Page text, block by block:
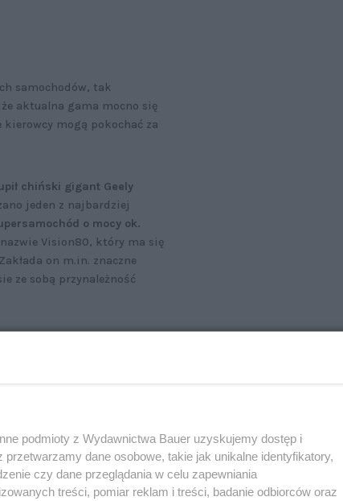
samochodów, tak
aktualna gama mocno się
kierowcy mogą pokochać za
chiński gigant Geely
jeden z najbardziej
o mocy ok.
Vision80, który ma się
on m.in. znaczne
ze sobą przynależność
Lotus żegna się
(Evija jeszcze nie weszła
Eviji widać trzy zakryte auta,
całkiem nowej serii aut
podmioty z Wydawnictwa Bauer uzyskujemy dostęp i
dane osobowe, takie jak unikalne identyfikatory,
czy dane przeglądania w celu zapewniania
treści, pomiar reklam i treści, badanie odbiorców oraz